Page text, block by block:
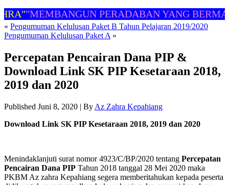
"MEMBANGUN PERADABAN YANG
« Pengumuman Kelulusan Paket B Tahun Pelajaran 2019/2020
Pengumuman Kelulusan Paket A »
Percepatan Pencairan Dana PIP &
Download Link SK PIP Kesetaraan 2018,
2019 dan 2020
Published Juni 8, 2020 | By Az Zahra Kepahiang
Download Link SK PIP Kesetaraan 2018, 2019 dan 2020
Menindaklanjuti surat nomor 4923/C/BP/2020 tentang Percepatan
Pencairan Dana PIP Tahun 2018 tanggal 28 Mei 2020 maka
PKBM Az zahra Kepahiang segera memberitahukan kepada peserta